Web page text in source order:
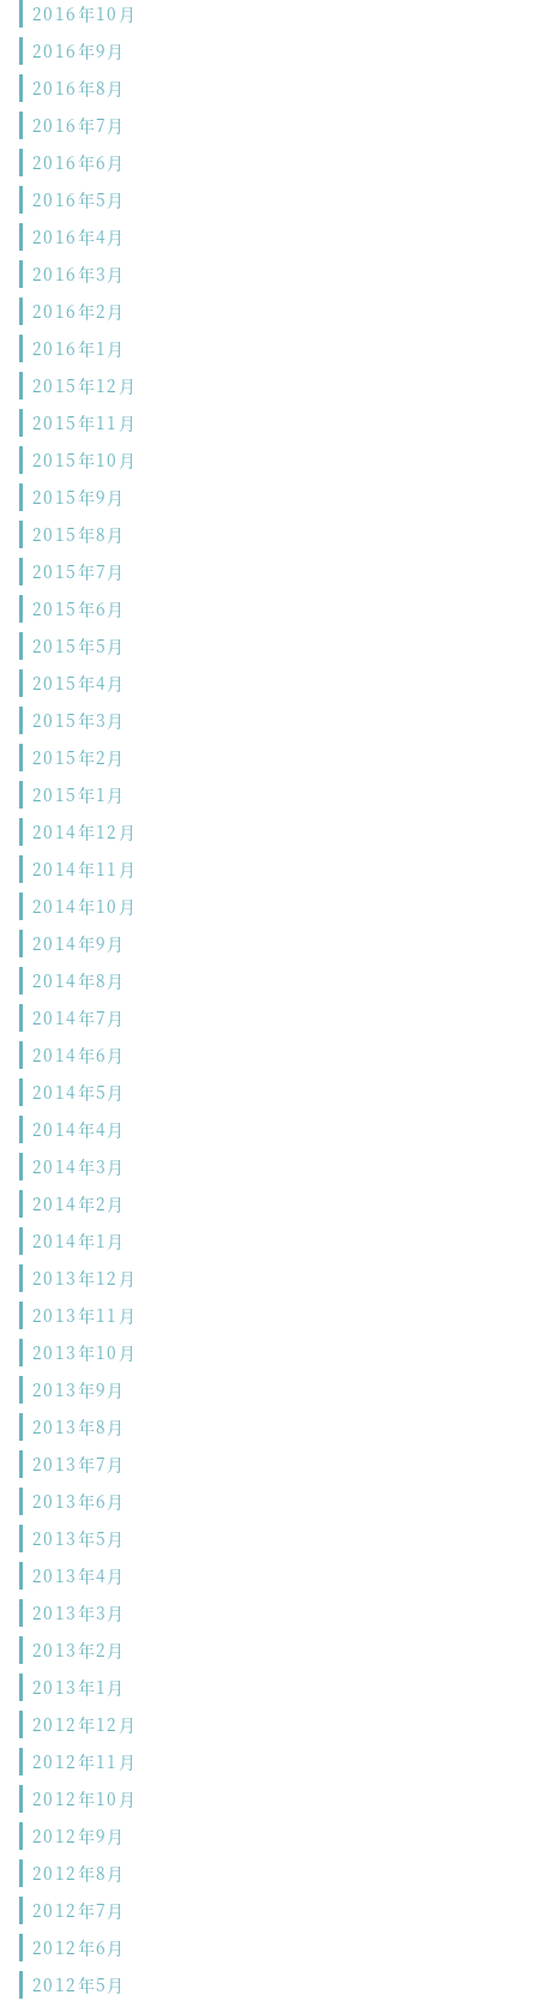
2016年10月
2016年9月
2016年8月
2016年7月
2016年6月
2016年5月
2016年4月
2016年3月
2016年2月
2016年1月
2015年12月
2015年11月
2015年10月
2015年9月
2015年8月
2015年7月
2015年6月
2015年5月
2015年4月
2015年3月
2015年2月
2015年1月
2014年12月
2014年11月
2014年10月
2014年9月
2014年8月
2014年7月
2014年6月
2014年5月
2014年4月
2014年3月
2014年2月
2014年1月
2013年12月
2013年11月
2013年10月
2013年9月
2013年8月
2013年7月
2013年6月
2013年5月
2013年4月
2013年3月
2013年2月
2013年1月
2012年12月
2012年11月
2012年10月
2012年9月
2012年8月
2012年7月
2012年6月
2012年5月